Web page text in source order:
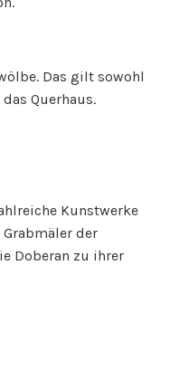
Das gilt sowohl
Querhaus.
Kunstwerke
der
Doberan zu ihrer